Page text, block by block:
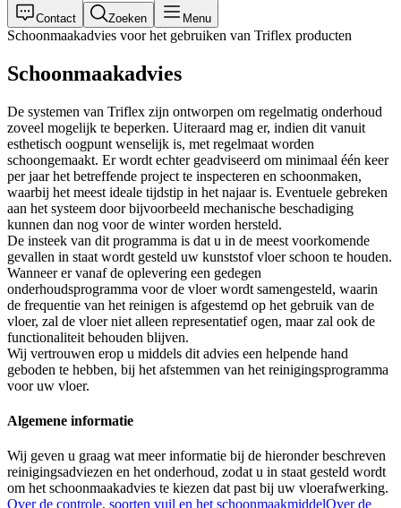
Contact Zoeken Menu
Schoonmaakadvies voor het gebruiken van Triflex producten
Schoonmaakadvies
De systemen van Triflex zijn ontworpen om regelmatig onderhoud
zoveel mogelijk te beperken. Uiteraard mag er, indien dit vanuit
esthetisch oogpunt wenselijk is, met regelmaat worden
schoongemaakt. Er wordt echter geadviseerd om minimaal één keer
per jaar het betreffende project te inspecteren en schoonmaken,
waarbij het meest ideale tijdstip in het najaar is. Eventuele gebreken
aan het systeem door bijvoorbeeld mechanische beschadiging
kunnen dan nog voor de winter worden hersteld.
De insteek van dit programma is dat u in de meest voorkomende
gevallen in staat wordt gesteld uw kunststof vloer schoon te houden.
Wanneer er vanaf de oplevering een gedegen
onderhoudsprogramma voor de vloer wordt samengesteld, waarin
de frequentie van het reinigen is afgestemd op het gebruik van de
vloer, zal de vloer niet alleen representatief ogen, maar zal ook de
functionaliteit behouden blijven.
Wij vertrouwen erop u middels dit advies een helpende hand
geboden te hebben, bij het afstemmen van het reinigingsprogramma
voor uw vloer.
Algemene informatie
Wij geven u graag wat meer informatie bij de hieronder beschreven
reinigingsadviezen en het onderhoud, zodat u in staat gesteld wordt
om het schoonmaakadvies te kiezen dat past bij uw vloerafwerking.
Over de controle, soorten vuil en het schoonmaakmiddelOver de